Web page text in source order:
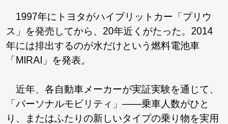
1997年にトヨタがハイブリットカー「プリウ
ス」を発売してから、20年近くがたった。2014
年には排出するのが水だけという燃料電池車
「MIRAI」を発表。
近年、各自動車メーカーが実証実験を通じて、
「パーソナルモビリティ」――乗車人数がひと
り、またはふたりの新しいタイプの乗り物を実用